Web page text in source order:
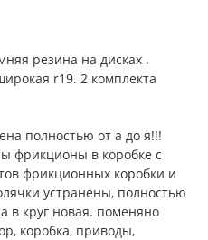
резина на дисках .
r19. 2 комплекта
полностью от а до я!!!
фрикционы в коробке с
фрикционных коробки и
устранены, полностью
в круг новая. поменяно
коробка, приводы,